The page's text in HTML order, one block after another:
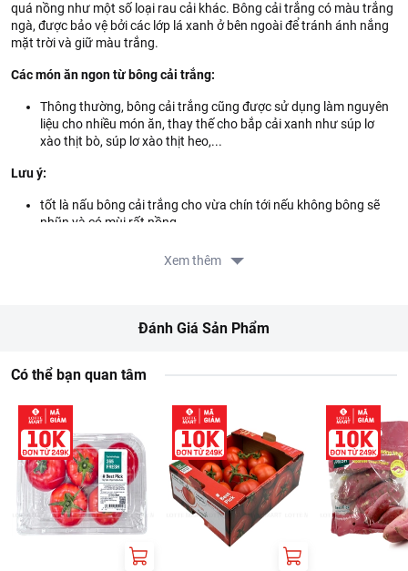
quá nồng như một số loại rau cải khác. Bông cải trắng có màu trắng
ngà, được bảo vệ bởi các lớp lá xanh ở bên ngoài để tránh ánh nắng
mặt trời và giữ màu trắng.
Các món ăn ngon từ bông cải trắng:
Thông thường, bông cải trắng cũng được sử dụng làm nguyên
liệu cho nhiều món ăn, thay thế cho bắp cải xanh như súp lơ
xào thịt bò, súp lơ xào thịt heo,...
Lưu ý:
tốt là nấu bông cải trắng cho vừa chín tới nếu không bông sẽ
nhũn và có mùi rất nồng.
Cách bảo quản bông cải trắng tươi ngon:
Thông tin từ LOTTE MART:
Đơn giá sản phẩm chưa gồm phí giao hàng tùy theo khu vực và
đơn hàng của Quý khách, vui lòng xem chính sách tại:
Chính sách bảo hành sản phẩm tại:
https://www.lottemart.vn/vi-nsg/faq/85
Thông tin nhà cung cấp:
Tên công ty: CONG TY TNHH PHAT TRIEN THI TRUONG
KOJAVM
Địa chỉ:96/1/3A DUONG DAO TONG NGUYEN, KHU PHO 7, XA
NHA BE, THANH PHO HO CHI MINH, VIET NAM
Xem thêm
Đánh Giá Sản Phẩm
Có thể bạn quan tâm